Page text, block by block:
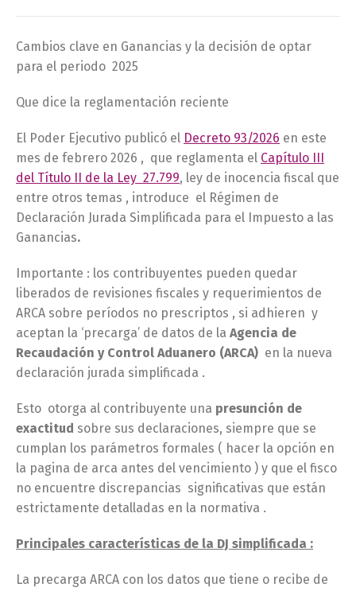
Cambios clave en Ganancias y la decisión de optar
para el periodo 2025
Que dice la reglamentación reciente
El Poder Ejecutivo publicó el Decreto 93/2026 en este
mes de febrero 2026 , que reglamenta el Capítulo III
del Título II de la Ley 27.799, ley de inocencia fiscal que
entre otros temas , introduce el Régimen de
Declaración Jurada Simplificada para el Impuesto a las
Ganancias.
Importante : los contribuyentes pueden quedar
liberados de revisiones fiscales y requerimientos de
ARCA sobre períodos no prescriptos , si adhieren y
aceptan la ‘precarga’ de datos de la Agencia de
Recaudación y Control Aduanero (ARCA) en la nueva
declaración jurada simplificada .
Esto otorga al contribuyente una presunción de
exactitud sobre sus declaraciones, siempre que se
cumplan los parámetros formales ( hacer la opción en
la pagina de arca antes del vencimiento ) y que el fisco
no encuentre discrepancias significativas que están
estrictamente detalladas en la normativa .
Principales características de la DJ simplificada :
La precarga ARCA con los datos que tiene o recibe de